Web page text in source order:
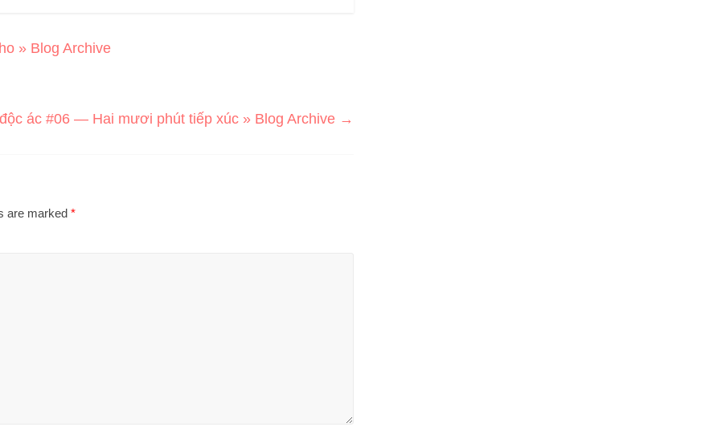
» Blog Archive
ác #06 — Hai mươi phút tiếp xúc » Blog Archive →
are marked *